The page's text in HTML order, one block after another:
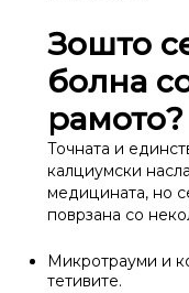
Зошто
болна
рамото?
Точната и
калциумски
медицината, но
поврзана со
Микротрауми и
тетивите.